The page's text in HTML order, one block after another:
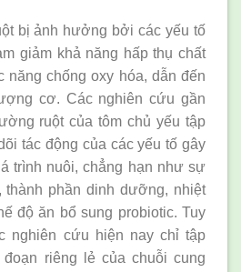
bị ảnh hưởng bởi các yếu tố
giảm khả năng hấp thụ chất
chống oxy hóa, dẫn đến
cơ. Các nghiên cứu gần
ruột của tôm chủ yếu tập
tác động của các yếu tố gây
trình nuôi, chẳng hạn như sự
thành phần dinh dưỡng, nhiệt
độ ăn bổ sung probiotic. Tuy
nghiên cứu hiện nay chỉ tập
riêng lẻ của chuỗi cung